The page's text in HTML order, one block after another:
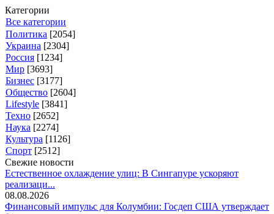
Категории
Все категории
Политика [2054]
Украина [2304]
Россия [1234]
Мир [3693]
Бизнес [3177]
Общество [2604]
Lifestyle [3841]
Техно [2652]
Наука [2274]
Культура [1126]
Спорт [2512]
Свежие новости
Естественное охлаждение улиц: В Сингапуре ускоряют
реализаци...
08.08.2026
Финансовый импульс для Колумбии: Госдеп США утверждает